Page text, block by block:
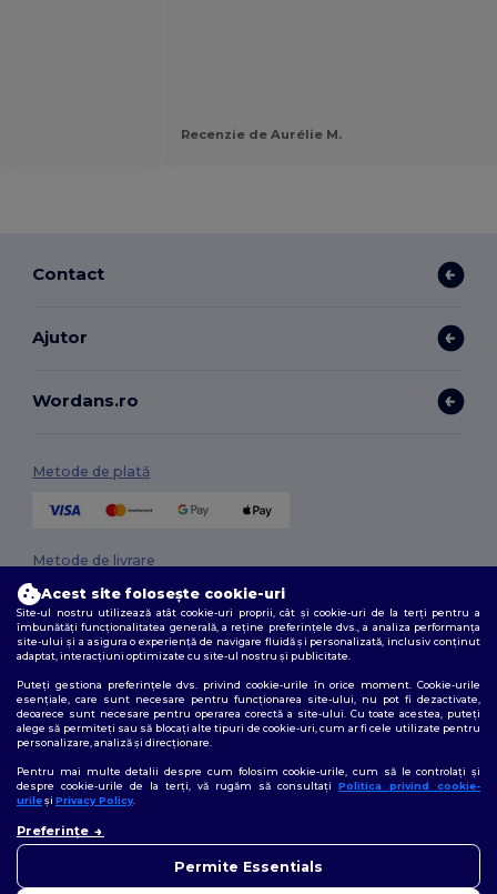
Recenzie de Aurélie M.
Contact
Ajutor
Wordans.ro
Metode de plată
Metode de livrare
2026. Toate drepturile rezervate
Termeni și condiții
urile|Sitemap
Urmărește-ne
Acest site folosește cookie-uri
Site-ul nostru utilizează atât cookie-uri proprii, cât și cookie-uri de la terți pentru a
îmbunătăți funcționalitatea generală, a reține preferințele dvs., a analiza performanța
site-ului și a asigura o experiență de navigare fluidă și personalizată, inclusiv conținut
adaptat, interacțiuni optimizate cu site-ul nostru și publicitate.
Puteți gestiona preferințele dvs. privind cookie-urile în orice moment. Cookie-urile
esențiale, care sunt necesare pentru funcționarea site-ului, nu pot fi dezactivate,
deoarece sunt necesare pentru operarea corectă a site-ului. Cu toate acestea, puteți
alege să permiteți sau să blocați alte tipuri de cookie-uri, cum ar fi cele utilizate pentru
personalizare, analiză și direcționare.
Pentru mai multe detalii despre cum folosim cookie-urile, cum să le controlați și
despre cookie-urile de la terți, vă rugăm să consultați Politica privind cookie-
urileși Privacy Policy.
Preferințe
Permite Essentials